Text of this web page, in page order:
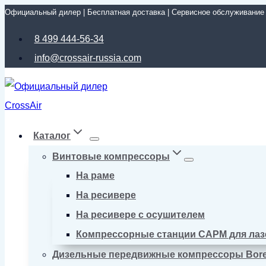
Перейти
Официальный дилер | Бесплатная доставка | Сервисное обслуживание
8 499 444-56-34
info@crossair-russia.com
Каталог
Винтовые компрессоры
На раме
На ресивере
На ресивере с осушителем
Компрессорные станции CAPM для
Дизельные передвижные компрессоры